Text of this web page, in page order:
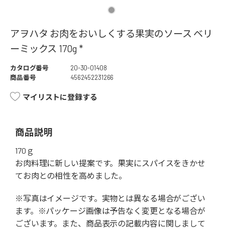
アヲハタ お肉をおいしくする果実のソース ベリ
ーミックス 170g *
カタログ番号
20-30-01408
商品番号
4562452231266
マイリストに登録する
商品説明
170ｇ
お肉料理に新しい提案です。果実にスパイスをきかせ
てお肉との相性を高めました。
※写真はイメージです。実物とは異なる場合がござい
ます。※パッケージ画像は予告なく変更となる場合が
ございます。また、商品表示の記載内容に関しまして